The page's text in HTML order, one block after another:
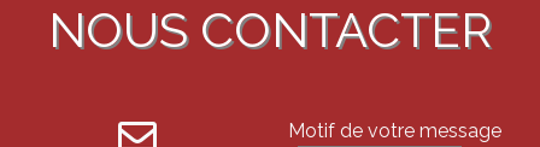
NOUS CONTACTER
Motif de votre message